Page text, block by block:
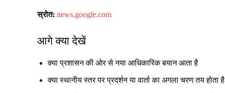
स्रोत: news.google.com
आगे क्या देखें
क्या प्रशासन की ओर से नया आधिकारिक बयान आता है
क्या स्थानीय स्तर पर प्रदर्शन या वार्ता का अगला चरण तय होता है